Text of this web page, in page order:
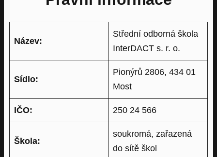
Název:
Střední odborná škola
InterDACT s. r. o.
Sídlo:
Pionýrů 2806, 434 01
Most
IČO: 250 24 566
Škola:
soukromá, zařazená
do sítě škol